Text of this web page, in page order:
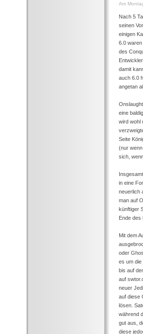
Am
Nach 5
seinen
einigen
6.0
des
damit
auch 6.0
angetan
eine
wird wohl
Seite
(nur
sich,
in eine
neuerlich
man auf
künftiger
Ende des
Mit dem
oder
es um die
bis auf
auf
neuer
auf diese
lösen.
während
gut aus,
diese